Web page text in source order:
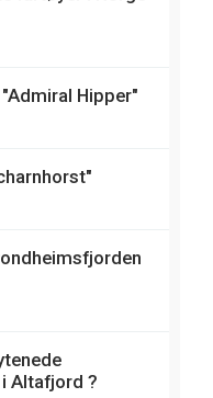
Hipper"
Altafjord ?